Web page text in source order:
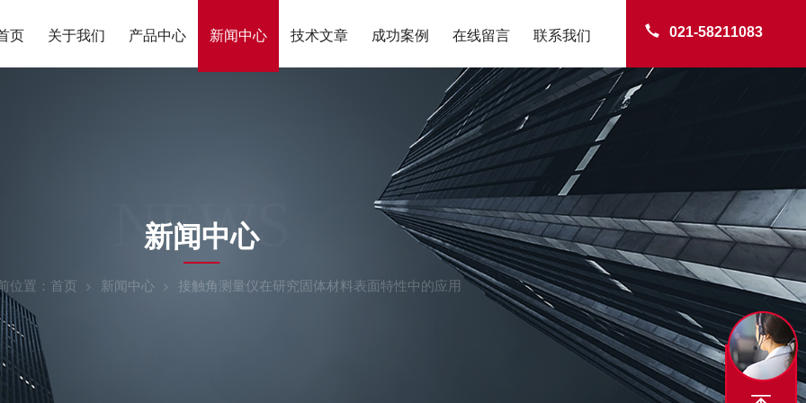
021-58211083
页 关于我们 产品中心 新闻中心 技术文章 成功案例 在线留言 联系我们
NEWS
新闻中心
位置： 首页 新闻中心 接触角测量仪在研究固体材料表面特性中的应用